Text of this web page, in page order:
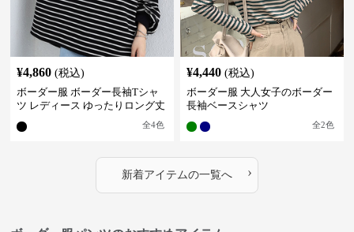
¥4,860 (税込)
ボーダー服 ボーダー長袖Tシャ
ツ レディース ゆったりロング丈
全4色
¥4,440 (税込)
ボーダー服 大人女子のボーダー
長袖ベースシャツ
全2色
新着アイテムの一覧へ ›